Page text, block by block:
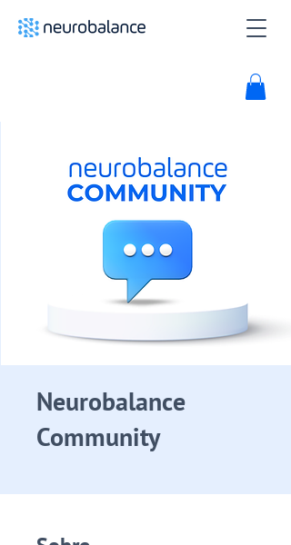
Neurobalance
Community